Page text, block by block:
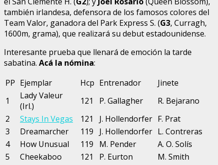
también irlandesa, defensora de los famosos colores del
Team Valor, ganadora del Park Express S. (G3, Curragh,
1600m, grama), que realizará su debut estadounidense.
Interesante prueba que llenará de emoción la tarde
sabatina. Acá la nómina:
PP Ejemplar Hcp Entrenador
Jinete
1
Lady Valeur
(Irl.)
121 P. Gallagher
R. Bejarano
2
Stays In Vegas 121 J. Hollendorfer F. Prat
3
Dreamarcher 119 J. Hollendorfer L. Contreras
4
How Unusual 119 M. Pender
A. O. Solís
5
Cheekaboo 121 P. Eurton
M. Smith